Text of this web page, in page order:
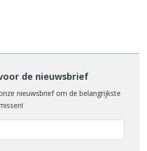
de nieuwsbrief
nieuwsbrief om de belangrijkste